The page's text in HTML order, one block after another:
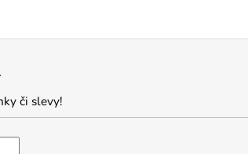
či slevy!